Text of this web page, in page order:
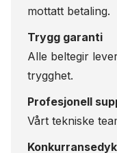
mottatt betaling.
Trygg garanti
Alle beltegir
trygghet.
Profesjonell
Vårt tekniske